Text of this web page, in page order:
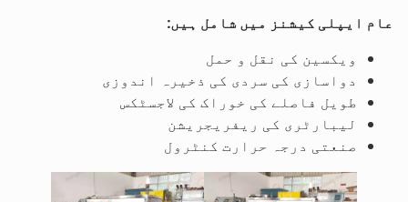
عام ایپلی کیشنز میں شامل ہیں:
ویکسین کی نقل و حمل
دواسازی کی سردی کی ذخیرہ اندوزی
طویل فاصلے کی خوراک کی لاجسٹکس
لیبارٹری کی ریفریجریشن
صنعتی درجہ حرارت کنٹرول